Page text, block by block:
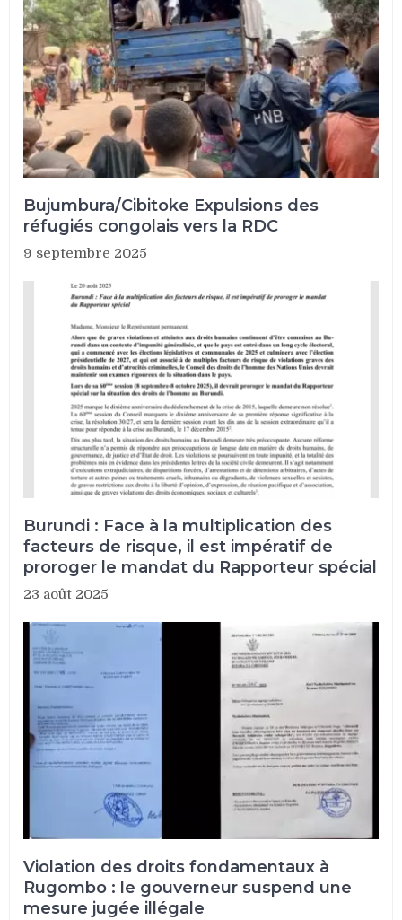
Bujumbura/Cibitoke Expulsions des
réfugiés congolais vers la RDC
9 septembre 2025
Burundi : Face à la multiplication des
facteurs de risque, il est impératif de
proroger le mandat du Rapporteur spécial
23 août 2025
Violation des droits fondamentaux à
Rugombo : le gouverneur suspend une
mesure jugée illégale